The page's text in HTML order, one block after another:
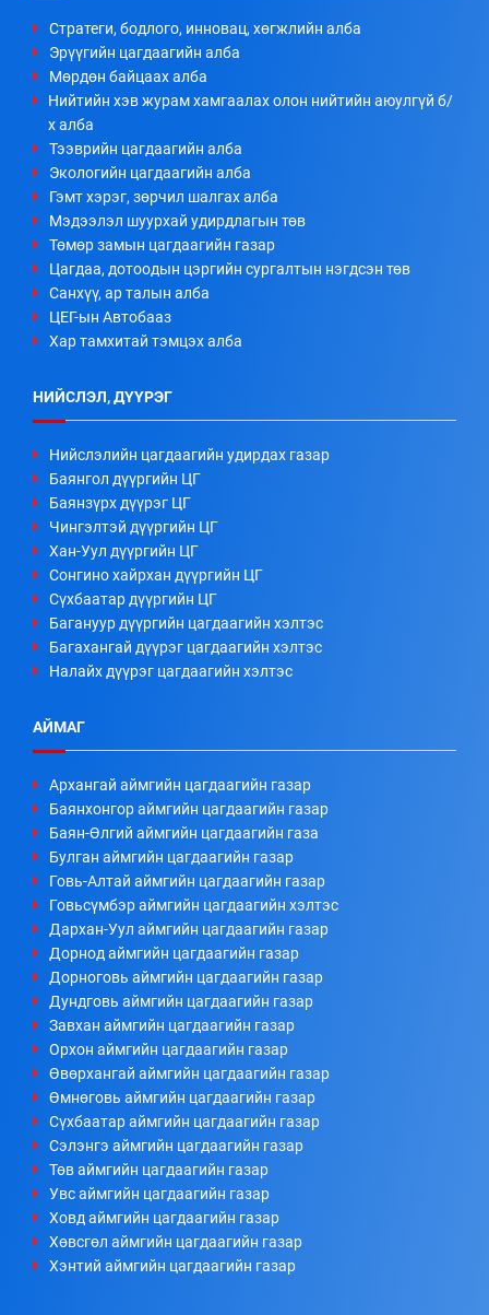
Стратеги, бодлого, инновац, хөгжлийн алба
Эрүүгийн цагдаагийн алба
Мөрдөн байцаах алба
Нийтийн хэв журам хамгаалах олон нийтийн аюулгүй б/
х алба
Тээврийн цагдаагийн алба
Экологийн цагдаагийн алба
Гэмт хэрэг, зөрчил шалгах алба
Мэдээлэл шуурхай удирдлагын төв
Төмөр замын цагдаагийн газар
Цагдаа, дотоодын цэргийн сургалтын нэгдсэн төв
Санхүү, ар талын алба
ЦЕГ-ын Автобааз
Хар тамхитай тэмцэх алба
НИЙСЛЭЛ, ДҮҮРЭГ
Нийслэлийн цагдаагийн удирдах газар
Баянгол дүүргийн ЦГ
Баянзүрх дүүрэг ЦГ
Чингэлтэй дүүргийн ЦГ
Хан-Уул дүүргийн ЦГ
Сонгино хайрхан дүүргийн ЦГ
Сүхбаатар дүүргийн ЦГ
Багануур дүүргийн цагдаагийн хэлтэс
Багахангай дүүрэг цагдаагийн хэлтэс
Налайх дүүрэг цагдаагийн хэлтэс
АЙМАГ
Архангай аймгийн цагдаагийн газар
Баянхонгор аймгийн цагдаагийн газар
Баян-Өлгий аймгийн цагдаагийн газа
Булган аймгийн цагдаагийн газар
Говь-Алтай аймгийн цагдаагийн газар
Говьсүмбэр аймгийн цагдаагийн хэлтэс
Дархан-Уул аймгийн цагдаагийн газар
Дорнод аймгийн цагдаагийн газар
Дорноговь аймгийн цагдаагийн газар
Дундговь аймгийн цагдаагийн газар
Завхан аймгийн цагдаагийн газар
Орхон аймгийн цагдаагийн газар
Өвөрхангай аймгийн цагдаагийн газар
Өмнөговь аймгийн цагдаагийн газар
Сүхбаатар аймгийн цагдаагийн газар
Сэлэнгэ аймгийн цагдаагийн газар
Төв аймгийн цагдаагийн газар
Увс аймгийн цагдаагийн газар
Ховд аймгийн цагдаагийн газар
Хөвсгөл аймгийн цагдаагийн газар
Хэнтий аймгийн цагдаагийн газар